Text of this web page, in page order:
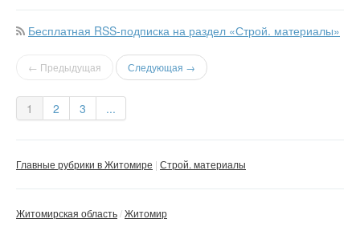
Бесплатная RSS-подписка на раздел «Строй. материалы»
← Предыдущая Следующая →
1 2 3 ...
Главные рубрики в Житомире Строй. материалы
Житомирская область Житомир